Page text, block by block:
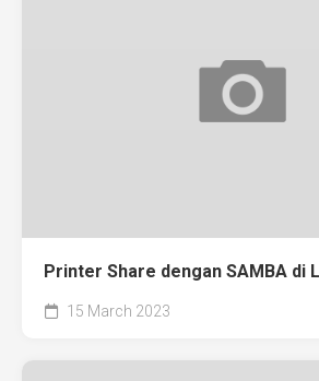
Printer Share dengan SAMBA di
15 March 2023